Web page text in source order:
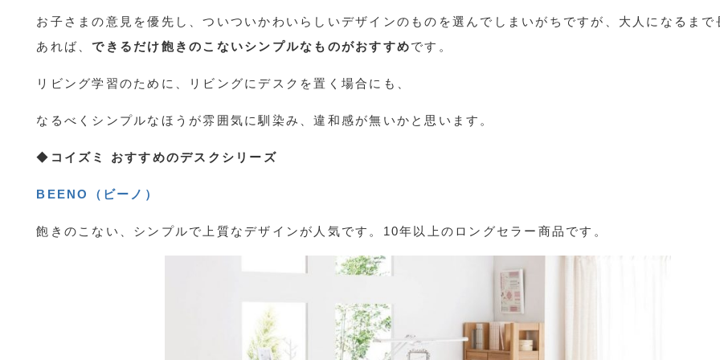
お子さまの意見を優先し、ついついかわいらしいデザインのものを選んでしまいがちですが、大人になるまで
あれば、できるだけ飽きのこないシンプルなものがおすすめです。
リビング学習のために、リビングにデスクを置く場合にも、
なるべくシンプルなほうが雰囲気に馴染み、違和感が無いかと思います。
◆ コイズミ おすすめのデスクシリーズ
BEENO（ビーノ）
飽きのこない、シンプルで上質なデザインが人気です。10年以上のロングセラー商品です。